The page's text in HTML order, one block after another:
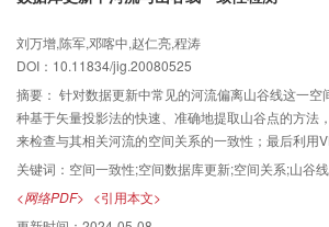
刘万增,陈军,邓喀中,赵仁亮,程涛
DOI：10.11834/jig.20080525
摘要： 针对数据更新中常见的河流偏离山谷线这一空
种基于矢量投影法的快速、准确地提取山谷点的方法
来检查与其相关河流的空间关系的一致性；最后利用
法，并进行了大量的数据测试，取得了较好的效果。
关键词： 空间一致性;空间数据库更新;空间关系;山谷线
<网络PDF> <引用本文>